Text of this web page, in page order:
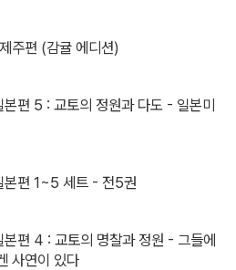
주편 (감귤 에디션)
본편 5 : 교토의 정원과 다도 - 일본미
본편 1~5 세트 - 전5권
본편 4 : 교토의 명찰과 정원 - 그들에
사연이 있다